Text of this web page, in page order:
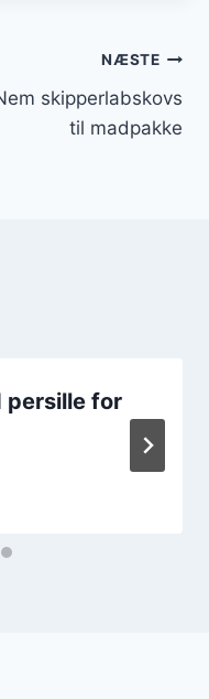
NÆSTE
skipperlabskovs
til madpakke
persille for